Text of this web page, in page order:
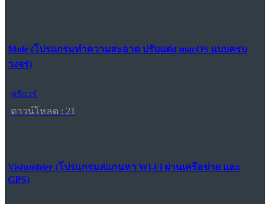
Mole (โปรแกรมทำความสะอาด ปรับแต่ง macOS แบบครบ
วงจร)
ฟรีแวร์
ดาวน์โหลด : 21
Vistumbler (โปรแกรมสแกนหา Wi-Fi ผ่านเครือข่าย และ
GPS)